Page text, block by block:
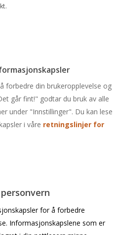
forbedre din brukeropplevelse og
går fint!" godtar du bruk av alle
under "Innstillinger". Du kan lese
i våre retningslinjer for
for å forbedre
Informasjonskapslene som er